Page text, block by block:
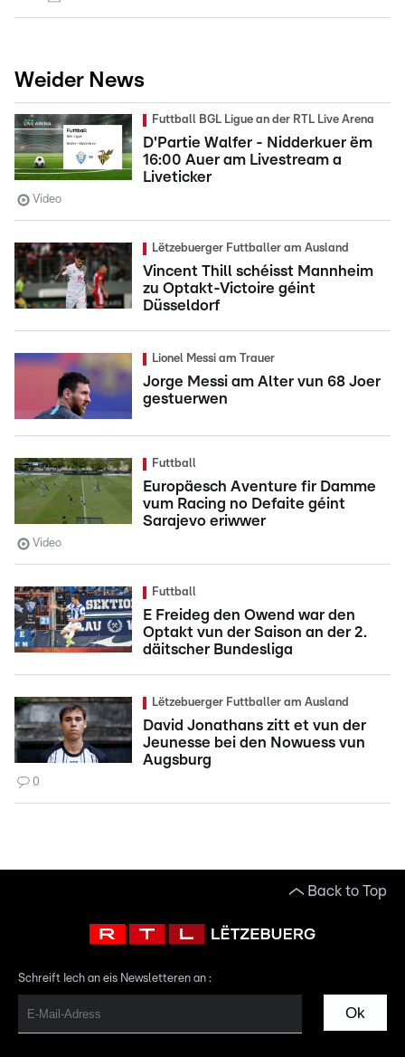
Weider News
Futtball BGL Ligue an der RTL Live Arena
D'Partie Walfer - Nidderkuer ëm
16:00 Auer am Livestream a
Liveticker
Video
Lëtzebuerger Futtballer am Ausland
Vincent Thill schéisst Mannheim
zu Optakt-Victoire géint
Düsseldorf
Lionel Messi am Trauer
Jorge Messi am Alter vun 68 Joer
gestuerwen
Futtball
Europäesch Aventure fir Damme
vum Racing no Defaite géint
Sarajevo eriwwer
Video
Futtball
E Freideg den Owend war den
Optakt vun der Saison an der 2.
däitscher Bundesliga
Lëtzebuerger Futtballer am Ausland
David Jonathans zitt et vun der
Jeunesse bei den Nowuess vun
Augsburg
0
Back to Top
Schreift Iech an eis Newsletteren an :
Ok